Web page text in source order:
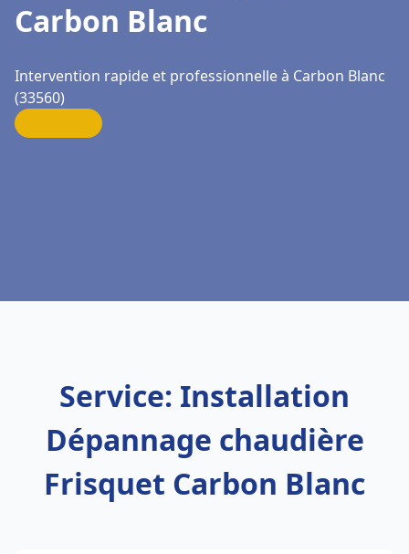
Carbon Blanc
Intervention rapide et professionnelle à Carbon Blanc
(33560)
Service: Installation
Dépannage chaudière
Frisquet Carbon Blanc